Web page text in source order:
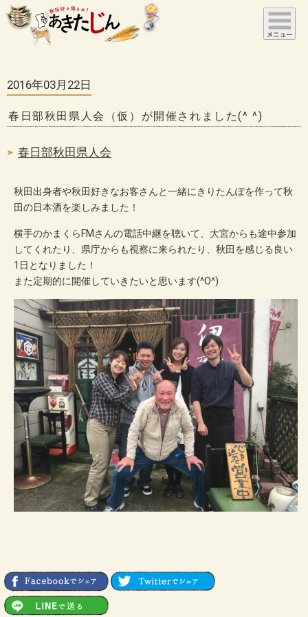
2016年03月22日
春日部秋田県人会（仮）が開催されました(^ ^)
春日部秋田県人会
秋田出身者や秋田好きなお客さんと一緒にきりたんぽを作って秋
田の日本酒を楽しみました！
横手のかまくらFMさんの電話中継を聴いて、大宮からも途中参加
してくれたり、県庁からも視察に来られたり、秋田を感じる良い
1日となりました！
また定期的に開催していきたいと思います(^O^)